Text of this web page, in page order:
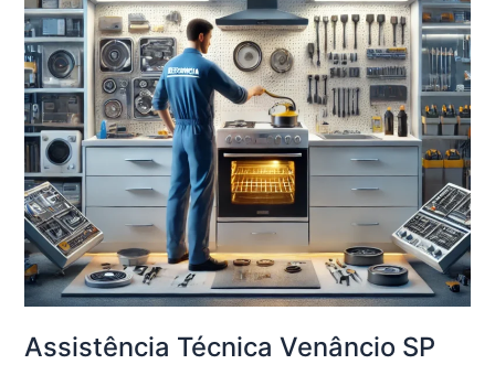
Assistência Técnica Venâncio SP